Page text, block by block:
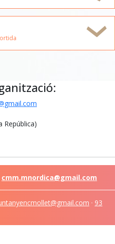
República)
cmm.mnordica@gmail.com
· 93